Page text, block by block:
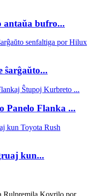
antaŭa bufro...
ŝarĝaŭto...
Panelo Flanka ...
kun...